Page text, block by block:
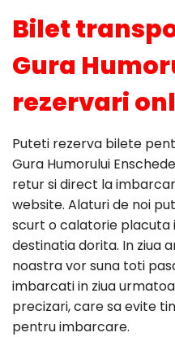
Bilet
Gura
rezervari
Puteti rezerva bilete
Gura Humorului
retur si direct la
website. Alaturi de noi
scurt o calatorie placuta
destinatia dorita. In ziua
noastra vor suna toti
imbarcati in ziua
precizari, care sa evite
pentru imbarcare.